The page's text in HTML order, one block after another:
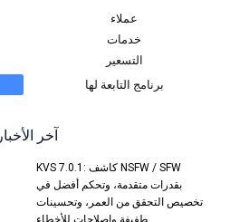
عملاء
خدمات
التسعير
برنامج التابعة لها
آخر الأخبار
KVS 7.0.1: كاشف NSFW / SFW
بقدرات متقدمة، وتحكم أفضل في
تخصيص التحقق من العمر، وتحسينات